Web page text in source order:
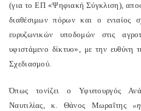
(για το ΕΠ «Ψηφιακή Σύγκλιση),
διαθέσιμων πόρων και ο ενιαίος
ευρυζωνικών υποδομών στις
υφιστάμενο δίκτυο», με την ευθύνη
Σχεδιασμού.
Όπως τονίζει ο Υφυπουργός
Ναυτιλίας, κ. Θάνος Μωραΐτης